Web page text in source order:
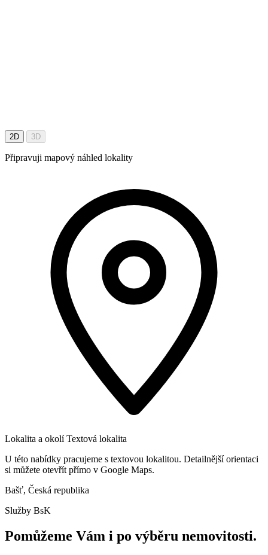
2D 3D
Připravuji mapový náhled lokality
Lokalita a okolí Textová lokalita
U této nabídky pracujeme s textovou lokalitou. Detailnější orientaci
si můžete otevřít přímo v Google Maps.
Bašť, Česká republika
Služby BsK
Pomůžeme Vám i po výběru nemovitosti.